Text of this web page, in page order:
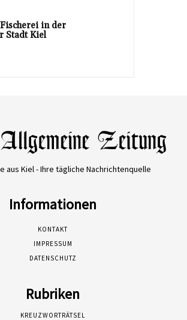
in der
Stadt Kiel
aus Kiel - Ihre tägliche Nachrichtenquelle
Informationen
KONTAKT
IMPRESSUM
DATENSCHUTZ
Rubriken
KREUZWORTRÄTSEL